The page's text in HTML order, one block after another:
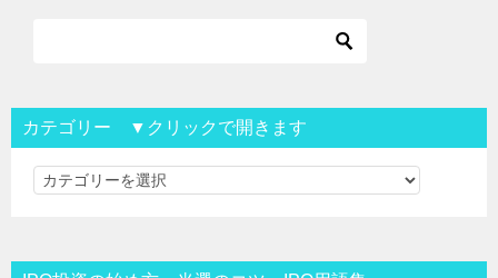
カテゴリー ▼クリックで開きます
カ
リ